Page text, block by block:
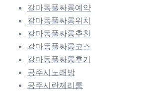
갈마동풀싸롱예약
갈마동풀싸롱위치
갈마동풀싸롱추천
갈마동풀싸롱코스
갈마동풀싸롱후기
공주시노래방
공주시란제리룸